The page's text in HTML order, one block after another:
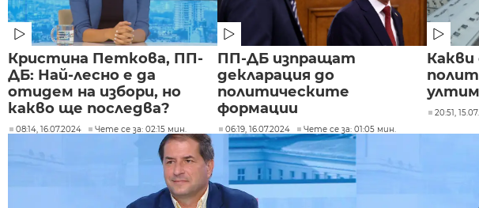
Кристина Петкова, ПП-
ДБ: Най-лесно е да
отидем на избори, но
какво ще последва?
08:14, 16.07.2024 Чете се за: 02:15 мин.
ПП-ДБ изпращат
декларация до
политическите
формации
06:19, 16.07.2024 Чете се за: 01:05 мин.
Какви
20:51,